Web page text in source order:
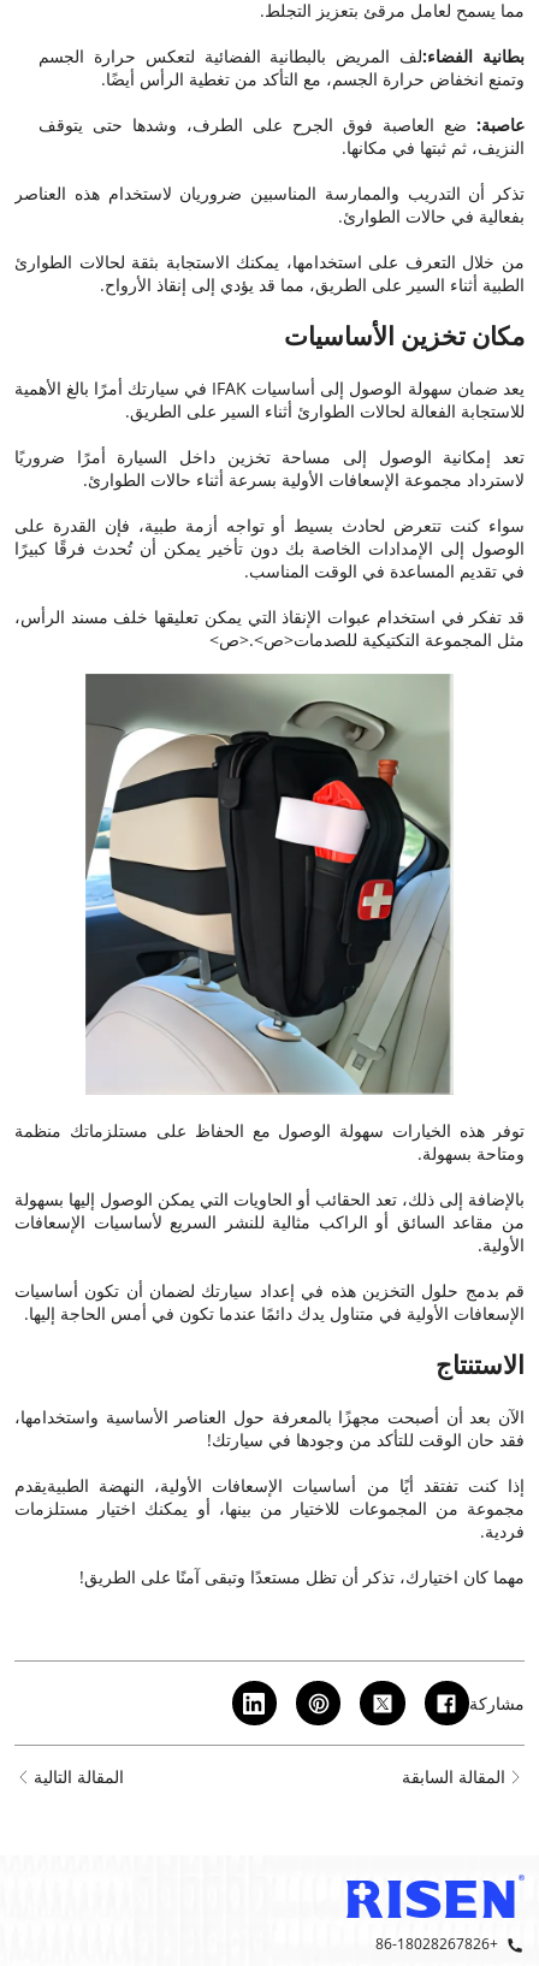
مما يسمح لعامل مرقئ بتعزيز التجلط.
بطانية الفضاء:لف المريض بالبطانية الفضائية لتعكس حرارة الجسم
وتمنع انخفاض حرارة الجسم، مع التأكد من تغطية الرأس أيضًا.
عاصبة: ضع العاصبة فوق الجرح على الطرف، وشدها حتى يتوقف
النزيف، ثم ثبتها في مكانها.
تذكر أن التدريب والممارسة المناسبين ضروريان لاستخدام هذه العناصر
بفعالية في حالات الطوارئ.
من خلال التعرف على استخدامها، يمكنك الاستجابة بثقة لحالات الطوارئ
الطبية أثناء السير على الطريق، مما قد يؤدي إلى إنقاذ الأرواح.
مكان تخزين الأساسيات
يعد ضمان سهولة الوصول إلى أساسيات IFAK في سيارتك أمرًا بالغ الأهمية
للاستجابة الفعالة لحالات الطوارئ أثناء السير على الطريق.
تعد إمكانية الوصول إلى مساحة تخزين داخل السيارة أمرًا ضروريًا
لاسترداد مجموعة الإسعافات الأولية بسرعة أثناء حالات الطوارئ.
سواء كنت تتعرض لحادث بسيط أو تواجه أزمة طبية، فإن القدرة على
الوصول إلى الإمدادات الخاصة بك دون تأخير يمكن أن تُحدث فرقًا كبيرًا
في تقديم المساعدة في الوقت المناسب.
قد تفكر في استخدام عبوات الإنقاذ التي يمكن تعليقها خلف مسند الرأس،
مثل المجموعة التكتيكية للصدمات<ص>.<ص>
توفر هذه الخيارات سهولة الوصول مع الحفاظ على مستلزماتك منظمة
ومتاحة بسهولة.
بالإضافة إلى ذلك، تعد الحقائب أو الحاويات التي يمكن الوصول إليها بسهولة
من مقاعد السائق أو الراكب مثالية للنشر السريع لأساسيات الإسعافات
الأولية.
قم بدمج حلول التخزين هذه في إعداد سيارتك لضمان أن تكون أساسيات
الإسعافات الأولية في متناول يدك دائمًا عندما تكون في أمس الحاجة إليها.
الاستنتاج
الآن بعد أن أصبحت مجهزًا بالمعرفة حول العناصر الأساسية واستخدامها،
فقد حان الوقت للتأكد من وجودها في سيارتك!
إذا كنت تفتقد أيًا من أساسيات الإسعافات الأولية، النهضة الطبيةيقدم
مجموعة من المجموعات للاختيار من بينها، أو يمكنك اختيار مستلزمات
فردية.
مهما كان اختيارك، تذكر أن تظل مستعدًا وتبقى آمنًا على الطريق!
مشاركة
المقالة السابقة المقالة التالية
+86-18028267826